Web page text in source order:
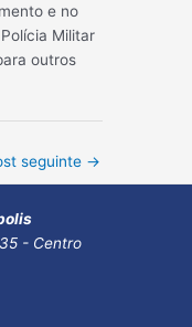
e no
Militar
outros
seguinte →
- Centro